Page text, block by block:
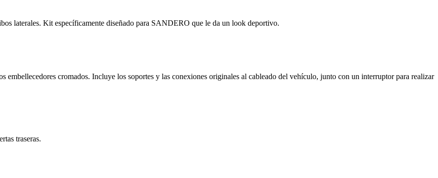
laterales. Kit específicamente diseñado para SANDERO que le da un look deportivo.
embellecedores cromados. Incluye los soportes y las conexiones originales al cableado del vehículo, junto con un interruptor para realizar
traseras.